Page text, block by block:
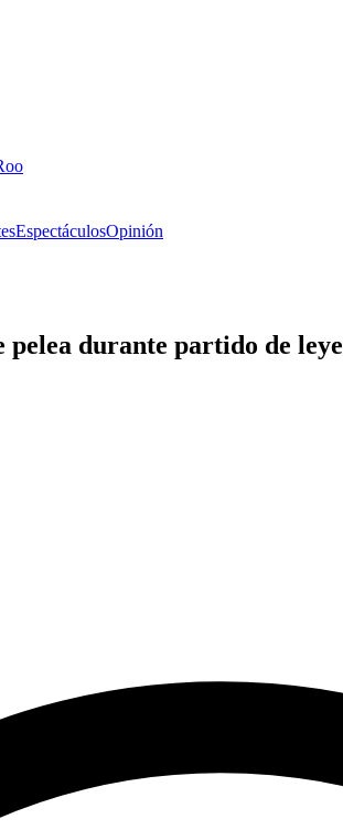
EspectáculosOpinión
durante partido de